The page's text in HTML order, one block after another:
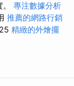
專注數據分析
推薦的網路行銷
精緻的外燴擺